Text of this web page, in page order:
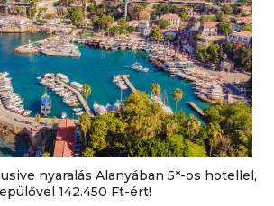
nyaralás Alanyában 5*-os hotellel,
142.450 Ft-ért!